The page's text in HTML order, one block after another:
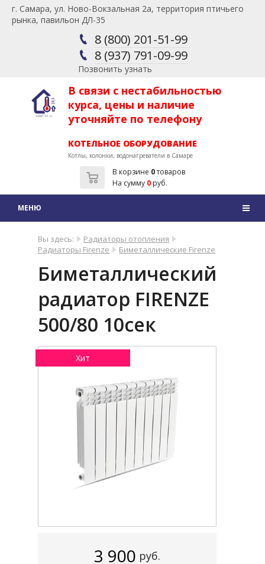
г. Самара, ул. Ново-Вокзальная 2а, территория птичьего
рынка, павильон ДЛ-35
8 (800) 201-51-99
8 (937) 791-09-99
Позвонить узнать
В связи с нестабильностью
курса, цены и наличие
уточняйте по телефону
КОТЕЛЬНОЕ ОБОРУДОВАНИЕ
Котлы, колонки, водонагреватели в Самаре
В корзине 0товаров
На сумму 0руб.
Вы здесь:
Радиаторы отопления
Радиаторы Firenze
Биметаллические Firenze
Биметаллический
радиатор FIRENZE
500/80 10сек
Хит
3 900 руб.